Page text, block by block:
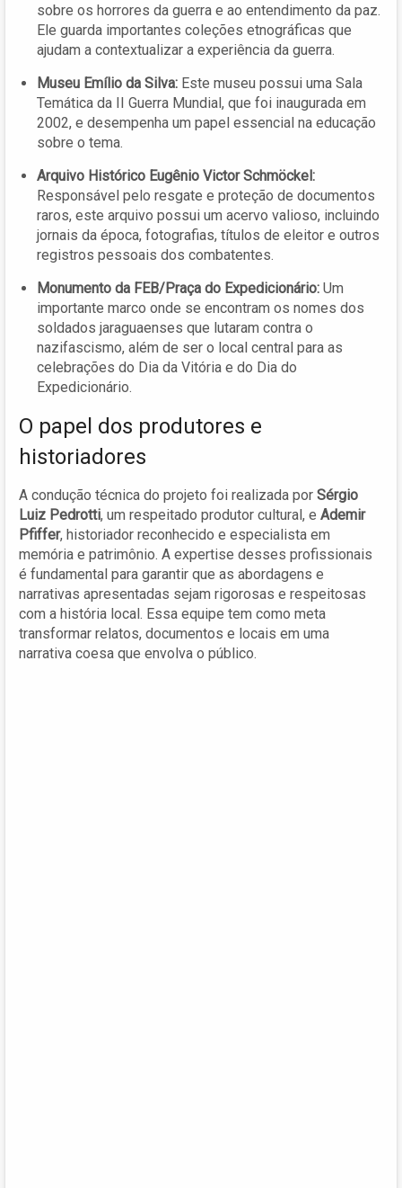
sobre os horrores da guerra e ao entendimento da paz.
Ele guarda importantes coleções etnográficas que
ajudam a contextualizar a experiência da guerra.
Museu Emílio da Silva: Este museu possui uma Sala
Temática da II Guerra Mundial, que foi inaugurada em
2002, e desempenha um papel essencial na educação
sobre o tema.
Arquivo Histórico Eugênio Victor Schmöckel:
Responsável pelo resgate e proteção de documentos
raros, este arquivo possui um acervo valioso, incluindo
jornais da época, fotografias, títulos de eleitor e outros
registros pessoais dos combatentes.
Monumento da FEB/Praça do Expedicionário: Um
importante marco onde se encontram os nomes dos
soldados jaraguaenses que lutaram contra o
nazifascismo, além de ser o local central para as
celebrações do Dia da Vitória e do Dia do
Expedicionário.
O papel dos produtores e
historiadores
A condução técnica do projeto foi realizada por Sérgio
Luiz Pedrotti, um respeitado produtor cultural, e Ademir
Pfiffer, historiador reconhecido e especialista em
memória e patrimônio. A expertise desses profissionais
é fundamental para garantir que as abordagens e
narrativas apresentadas sejam rigorosas e respeitosas
com a história local. Essa equipe tem como meta
transformar relatos, documentos e locais em uma
narrativa coesa que envolva o público.